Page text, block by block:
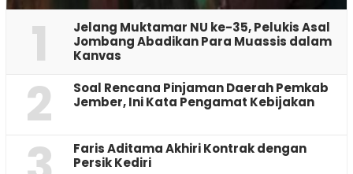
1
Jelang Muktamar NU ke-35, Pelukis Asal
Jombang Abadikan Para Muassis dalam
Kanvas
2
‎Soal Rencana Pinjaman Daerah Pemkab
Jember, Ini Kata Pengamat Kebijakan ‎
Faris Aditama Akhiri Kontrak dengan
Persik Kediri